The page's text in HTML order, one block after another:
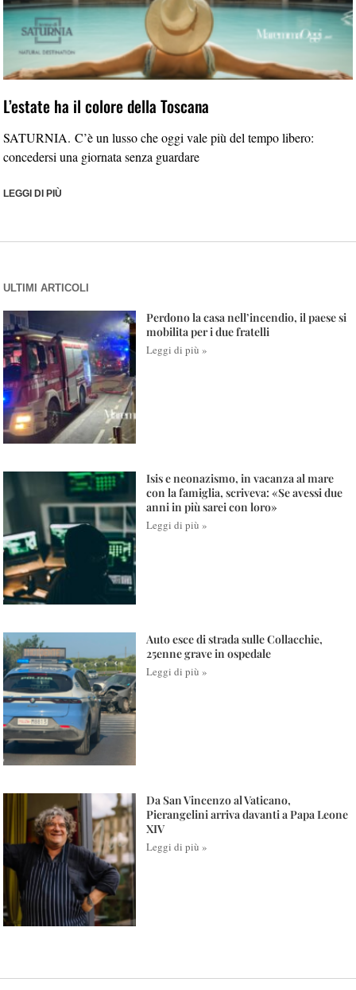
L’estate ha il colore della Toscana
SATURNIA. C’è un lusso che oggi vale più del tempo libero:
concedersi una giornata senza guardare
LEGGI DI PIÙ
ULTIMI ARTICOLI
Perdono la casa nell’incendio, il paese si
mobilita per i due fratelli
Leggi di più »
Isis e neonazismo, in vacanza al mare
con la famiglia, scriveva: «Se avessi due
anni in più sarei con loro»
Leggi di più »
Auto esce di strada sulle Collacchie,
25enne grave in ospedale
Leggi di più »
Da San Vincenzo al Vaticano,
Pierangelini arriva davanti a Papa Leone
XIV
Leggi di più »